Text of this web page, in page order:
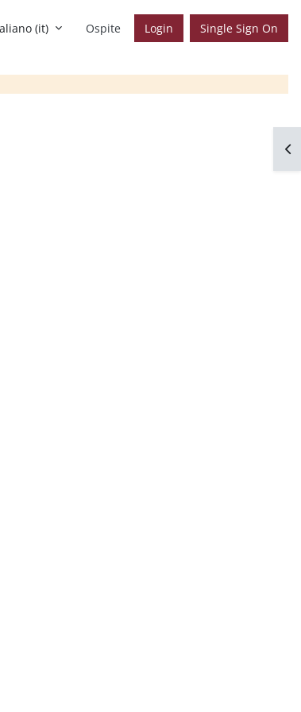
‎(it)‎ Ospite Login Single Sign On